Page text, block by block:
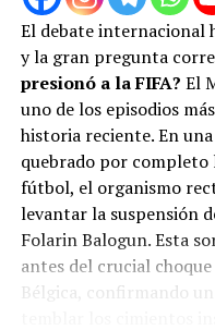
Galardones a la
de un inédito
FIFA, diseñado
a Trump.
Para garantizar que no
Congreso exigió la
conversaciones,
incluyendo chats de
plataformas como
polémica escala
neutralidad ética del
El debate internacional
y la gran pregunta
presionó a la FIFA? El
uno de los episodios
historia reciente. En
quebrado por
fútbol, el organismo
levantar la suspensión
Folarin Balogun. Esta
antes del crucial
Bélgica, confirmando un